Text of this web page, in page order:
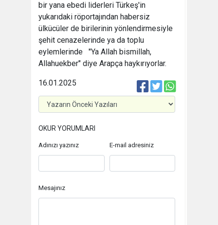
bir yana ebedi liderleri Türkeş'in
yukarıdaki röportajından habersiz
ülkücüler de birilerinin yönlendirmesiyle
şehit cenazelerinde ya da toplu
eylemlerinde "Ya Allah bismillah,
Allahuekber" diye Arapça haykırıyorlar.
16.01.2025
OKUR YORUMLARI
Adınızı yazınız E-mail adresiniz
Mesajınız